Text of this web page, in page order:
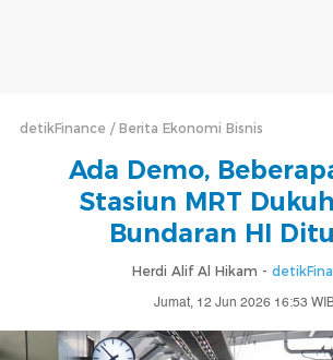
detikFinance Berita Ekonomi Bisnis
Ada Demo,
Stasiun MRT
Bundaran HI
Herdi Alif Al Hikam -
Jumat, 12 Jun 2026 16:53